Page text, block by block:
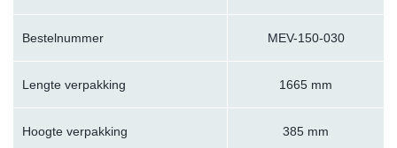
Bestelnummer MEV-150-030
Lengte verpakking 1665 mm
Hoogte verpakking 385 mm